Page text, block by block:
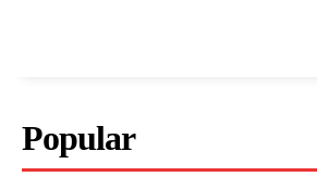
Popular